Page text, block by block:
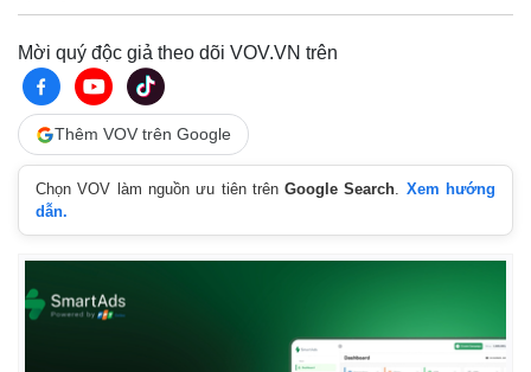
Pháp luật
Vụ án
Tin nóng
Quân sự - Quốc phòng
Vũ khí
Mời quý độc giả theo dõi VOV.VN trên
Thêm VOV trên Google
Chọn VOV làm nguồn ưu tiên trênGoogle Search. Xem hướng
dẫn.